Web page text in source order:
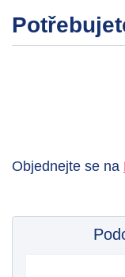
Objednejte se na